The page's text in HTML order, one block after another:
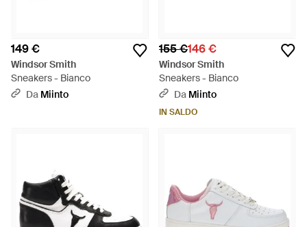
149 €
Windsor Smith
Sneakers - Bianco
Da Miinto
155 €146 €
Windsor Smith
Sneakers - Bianco
Da Miinto
IN SALDO